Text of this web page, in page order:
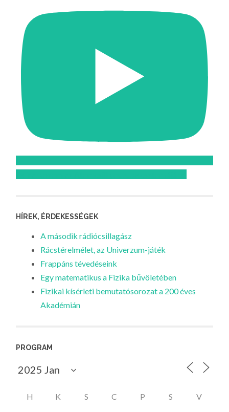
HÍREK, ÉRDEKESSÉGEK
A második rádiócsillagász
Rácstérelmélet, az Univerzum-játék
Frappáns tévedéseink
Egy matematikus a Fizika bűvöletében
Fizikai kísérleti bemutatósorozat a 200 éves
Akadémián
PROGRAM
H K S C P S V